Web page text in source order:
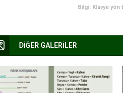
Bilgi: Klavye yön
DİĞER GALERİLER